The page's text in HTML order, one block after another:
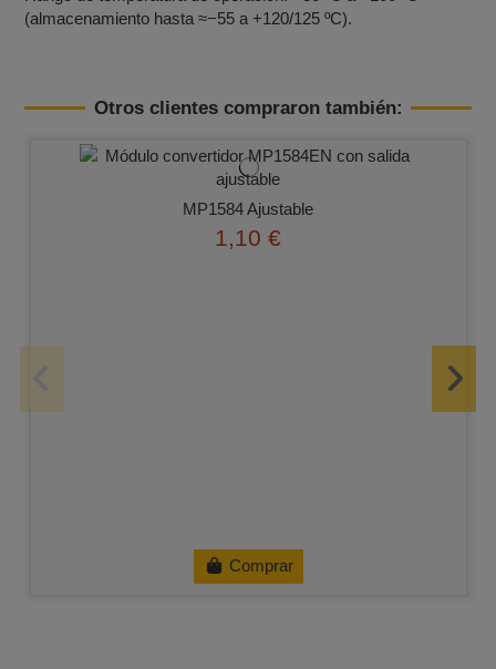
(almacenamiento hasta ≈−55 a +120/125 ºC).
Otros clientes compraron también:
MP1584 Ajustable
1,10 €
Comprar